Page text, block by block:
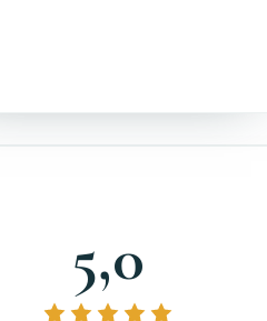
5,0